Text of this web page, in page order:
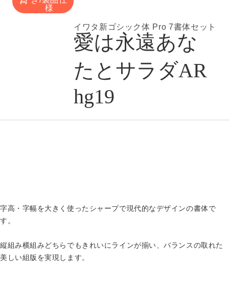
イワタ新ゴシック体 Pro 7書体セット
愛は永遠あな
たとサラダAR
hg19
様
字高・字幅を大きく使ったシャープで現代的なデザインの書体で
す。
縦組み横組みどちらでもきれいにラインが揃い、バランスの取れた
美しい組版を実現します。